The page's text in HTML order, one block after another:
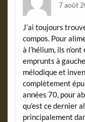
7 août
J’ai toujours
compos. Pour
à l’hélium, ils
emprunts à
mélodique et
complètement
années 70, pour
qu’est ce dernier
principalement